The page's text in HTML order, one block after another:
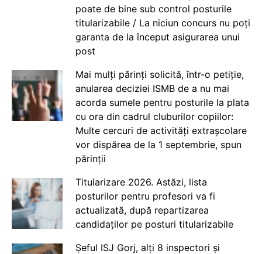
poate de bine sub control posturile
titularizabile / La niciun concurs nu poți
garanta de la început asigurarea unui
post
Mai mulți părinți solicită, într-o petiție,
anularea deciziei ISMB de a nu mai
acorda sumele pentru posturile la plata
cu ora din cadrul cluburilor copiilor:
Multe cercuri de activități extrașcolare
vor dispărea de la 1 septembrie, spun
părinții
Titularizare 2026. Astăzi, lista
posturilor pentru profesori va fi
actualizată, după repartizarea
candidaților pe posturi titularizabile
Șeful ISJ Gorj, alți 8 inspectori și